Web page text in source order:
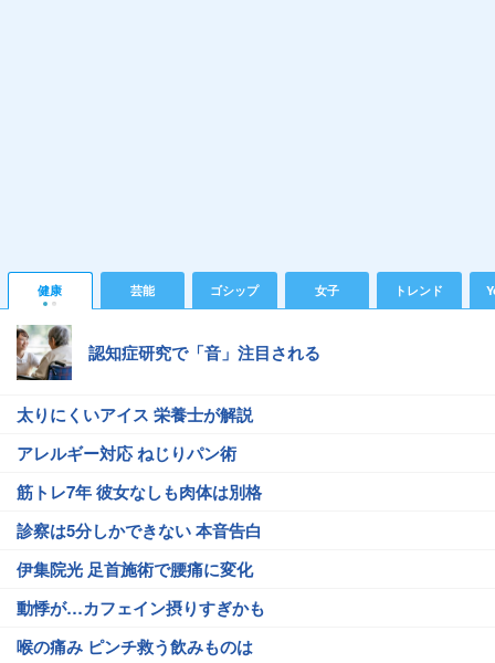
健康 芸能 ゴシップ 女子 トレンド
認知症研究で「音」注目される
太りにくいアイス 栄養士が解説
アレルギー対応 ねじりパン術
筋トレ7年 彼女なしも肉体は別格
診察は5分しかできない 本音告白
伊集院光 足首施術で腰痛に変化
動悸が…カフェイン摂りすぎかも
喉の痛み ピンチ救う飲みものは